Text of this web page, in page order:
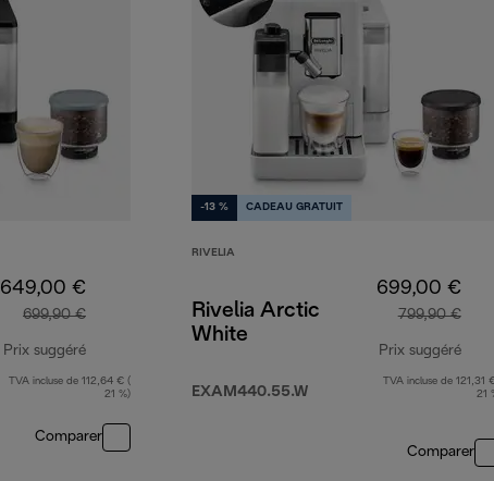
649,00 €
699,90 €
Prix suggéré
prix original 699,90 €
TVA incluse de 112,64 € (
21 %)
Comparer
-13 % CADEAU GRATUIT
RIVELIA
Rivelia Arctic
White
EXAM440.55.W
699,00 €
799,90 €
Prix suggéré
prix
TVA incluse de 121,31
21
Comparer